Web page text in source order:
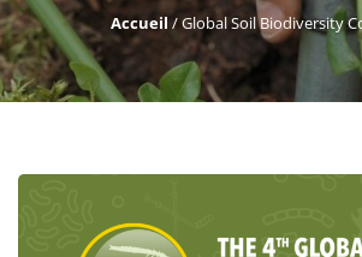
Accueil /Global Soil Biodiversity